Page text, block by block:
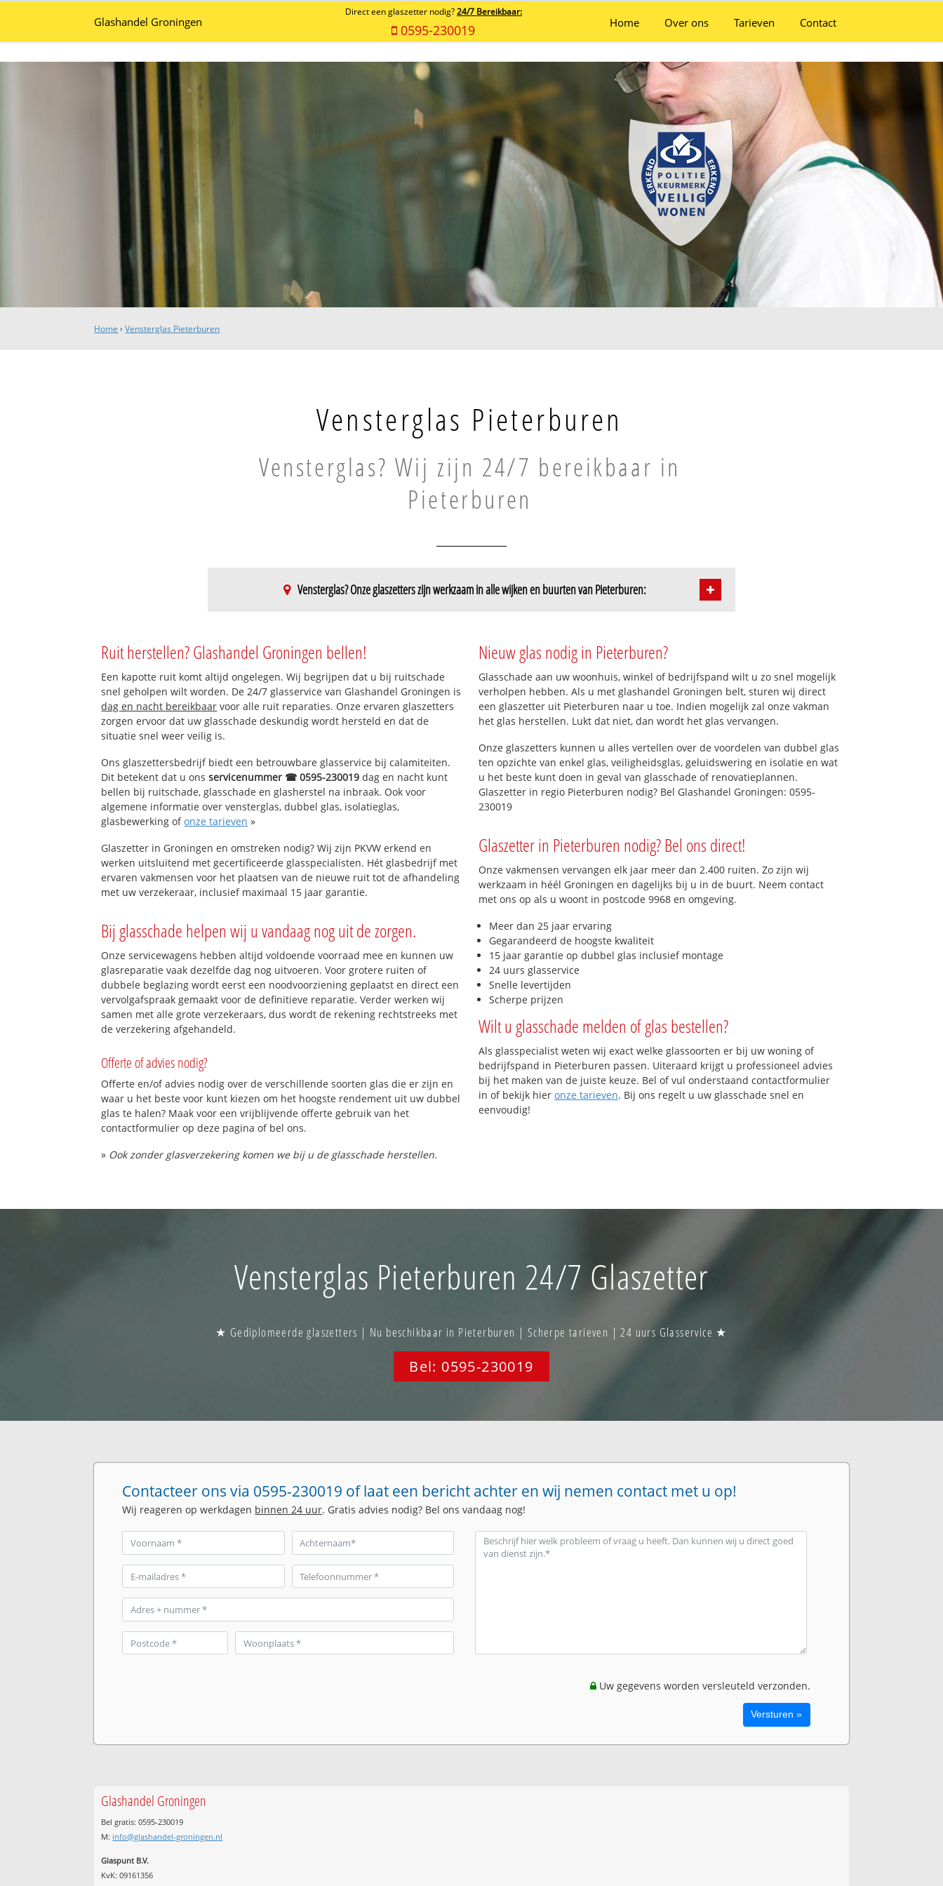
Glashandel Groningen
Direct een glaszetter nodig? 24/7 Bereikbaar:
0595-230019 Home Over ons Tarieven Contact
Home ›Vensterglas Pieterburen
Vensterglas Pieterburen
Vensterglas? Wij zijn 24/7 bereikbaar in
Pieterburen
Vensterglas? Onze glaszetters zijn werkzaam in alle wijken en buurten van Pieterburen:
Pieterburen
Westernieland
Kaakhorn
Ruit herstellen? Glashandel Groningen bellen!
Een kapotte ruit komt altijd ongelegen. Wij begrijpen dat u bij ruitschade
snel geholpen wilt worden. De 24/7 glasservice van Glashandel Groningen is
dag en nacht bereikbaar voor alle ruit reparaties. Onze ervaren glaszetters
zorgen ervoor dat uw glasschade deskundig wordt hersteld en dat de
situatie snel weer veilig is.
Ons glaszettersbedrijf biedt een betrouwbare glasservice bij calamiteiten.
Dit betekent dat u onsservicenummer ☎ 0595-230019 dag en nacht kunt
bellen bij ruitschade, glasschade en glasherstel na inbraak. Ook voor
algemene informatie over vensterglas, dubbel glas, isolatieglas,
glasbewerking ofonze tarieven »
Glaszetter in Groningen en omstreken nodig? Wij zijn PKVW erkend en
werken uitsluitend met gecertificeerde glasspecialisten. Hét glasbedrijf met
ervaren vakmensen voor het plaatsen van de nieuwe ruit tot de afhandeling
met uw verzekeraar, inclusief maximaal 15 jaar garantie.
Bij glasschade helpen wij u vandaag nog uit de zorgen.
Onze servicewagens hebben altijd voldoende voorraad mee en kunnen uw
glasreparatie vaak dezelfde dag nog uitvoeren. Voor grotere ruiten of
dubbele beglazing wordt eerst een noodvoorziening geplaatst en direct een
vervolgafspraak gemaakt voor de definitieve reparatie. Verder werken wij
samen met alle grote verzekeraars, dus wordt de rekening rechtstreeks met
de verzekering afgehandeld.
Offerte of advies nodig?
Offerte en/of advies nodig over de verschillende soorten glas die er zijn en
waar u het beste voor kunt kiezen om het hoogste rendement uit uw dubbel
glas te halen? Maak voor een vrijblijvende offerte gebruik van het
contactformulier op deze pagina of bel ons.
» Ook zonder glasverzekering komen we bij u de glasschade herstellen.
Nieuw glas nodig in Pieterburen?
Glasschade aan uw woonhuis, winkel of bedrijfspand wilt u zo snel mogelijk
verholpen hebben. Als u met glashandel Groningen belt, sturen wij direct
een glaszetter uit Pieterburen naar u toe. Indien mogelijk zal onze vakman
het glas herstellen. Lukt dat niet, dan wordt het glas vervangen.
Onze glaszetters kunnen u alles vertellen over de voordelen van dubbel glas
ten opzichte van enkel glas, veiligheidsglas, geluidswering en isolatie en wat
u het beste kunt doen in geval van glasschade of renovatieplannen.
Glaszetter in regio Pieterburen nodig? Bel Glashandel Groningen: 0595-
230019
Glaszetter in Pieterburen nodig? Bel ons direct!
Onze vakmensen vervangen elk jaar meer dan 2.400 ruiten. Zo zijn wij
werkzaam in héél Groningen en dagelijks bij u in de buurt. Neem contact
met ons op als u woont in postcode 9968 en omgeving.
Meer dan 25 jaar ervaring
Gegarandeerd de hoogste kwaliteit
15 jaar garantie op dubbel glas inclusief montage
24 uurs glasservice
Snelle levertijden
Scherpe prijzen
Wilt u glasschade melden of glas bestellen?
Als glasspecialist weten wij exact welke glassoorten er bij uw woning of
bedrijfspand in Pieterburen passen. Uiteraard krijgt u professioneel advies
bij het maken van de juiste keuze. Bel of vul onderstaand contactformulier
in of bekijk hier onze tarieven. Bij ons regelt u uw glasschade snel en
eenvoudig!
Vensterglas Pieterburen 24/7 Glaszetter
★ Gediplomeerde glaszetters | Nu beschikbaar in Pieterburen | Scherpe tarieven | 24 uurs Glasservice ★
Bel: 0595-230019
Contacteer ons via 0595-230019 of laat een bericht achter en wij nemen contact met u op!
Wij reageren op werkdagen binnen 24 uur. Gratis advies nodig? Bel ons vandaag nog!
Uw gegevens worden versleuteld verzonden.
Glashandel Groningen
Bel gratis: 0595-230019
M: info@glashandel-groningen.nl
Glaspunt B.V.
KvK: 09161356